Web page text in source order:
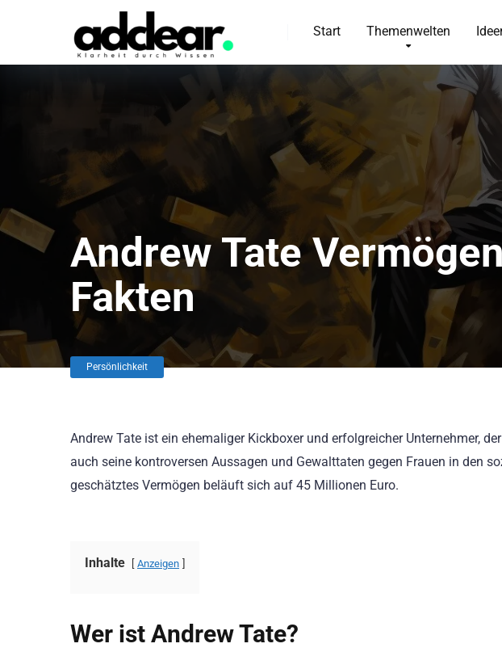
Start Themenwelten
Andrew Tate
Fakten
Persönlichkeit
Andrew Tate ist ein ehemaliger Kickboxer und erfolgreicher Unternehmer,
auch seine kontroversen Aussagen und Gewalttaten gegen Frauen in den
geschätztes Vermögen beläuft sich auf 45 Millionen Euro.
Inhalte Anzeigen
Wer ist Andrew Tate?